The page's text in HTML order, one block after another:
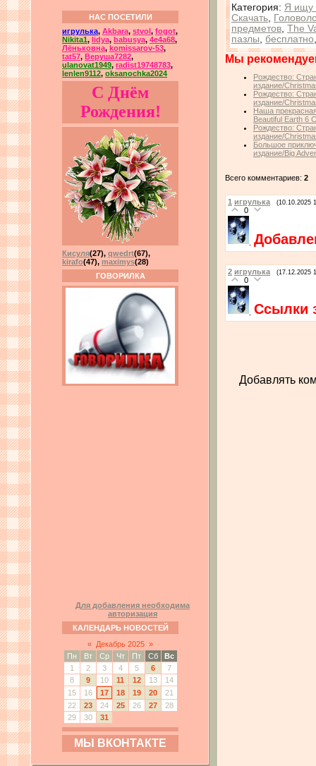
НАС ПОСЕТИЛИ
игрулька, Akbara, stvol , fogot,
Nikita1, lidya, babusya, 4e4a68,
Лёньковна, komissarov-53,
tat57, Веруша7282,
ulanovat1949, radist19748783,
lenlen9112, oksanochka2024
С Днём
Рождения!
Кисуля(27), qwedrt(67),
kirafo(47), maximys(28)
ГОВОРИЛКА
Для добавления необходима
авторизация
КАЛЕНДАРЬ НОВОСТЕЙ
« Декабрь 2025 »
Пн
Вт Ср Чт Пт Сб
Вс
1
2 3 4 5 6
7
8
9 10 11 12 13
14
15
16 17 18 19 20
21
22
23 24 25 26 27
28
29
30 31
МЫ ВКОНТАКТЕ
Категория: Я ищу
Скачать
предметов The
пазлы
бесплатно
Мы
Рождество:
издание/
Рождество:
издание/
Наша
Beautiful Earth 6
Рождество:
издание/
Большое
издание/Big
Всего комментариев: 2
1 игрулька (10.10.2025
0
2 игрулька (17.12.2025
0
Ссылки
Добавлять